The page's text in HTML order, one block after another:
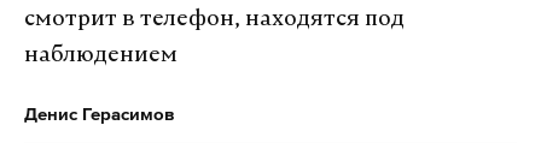
смотрит в телефон, находятся под
наблюдением
Денис Герасимов